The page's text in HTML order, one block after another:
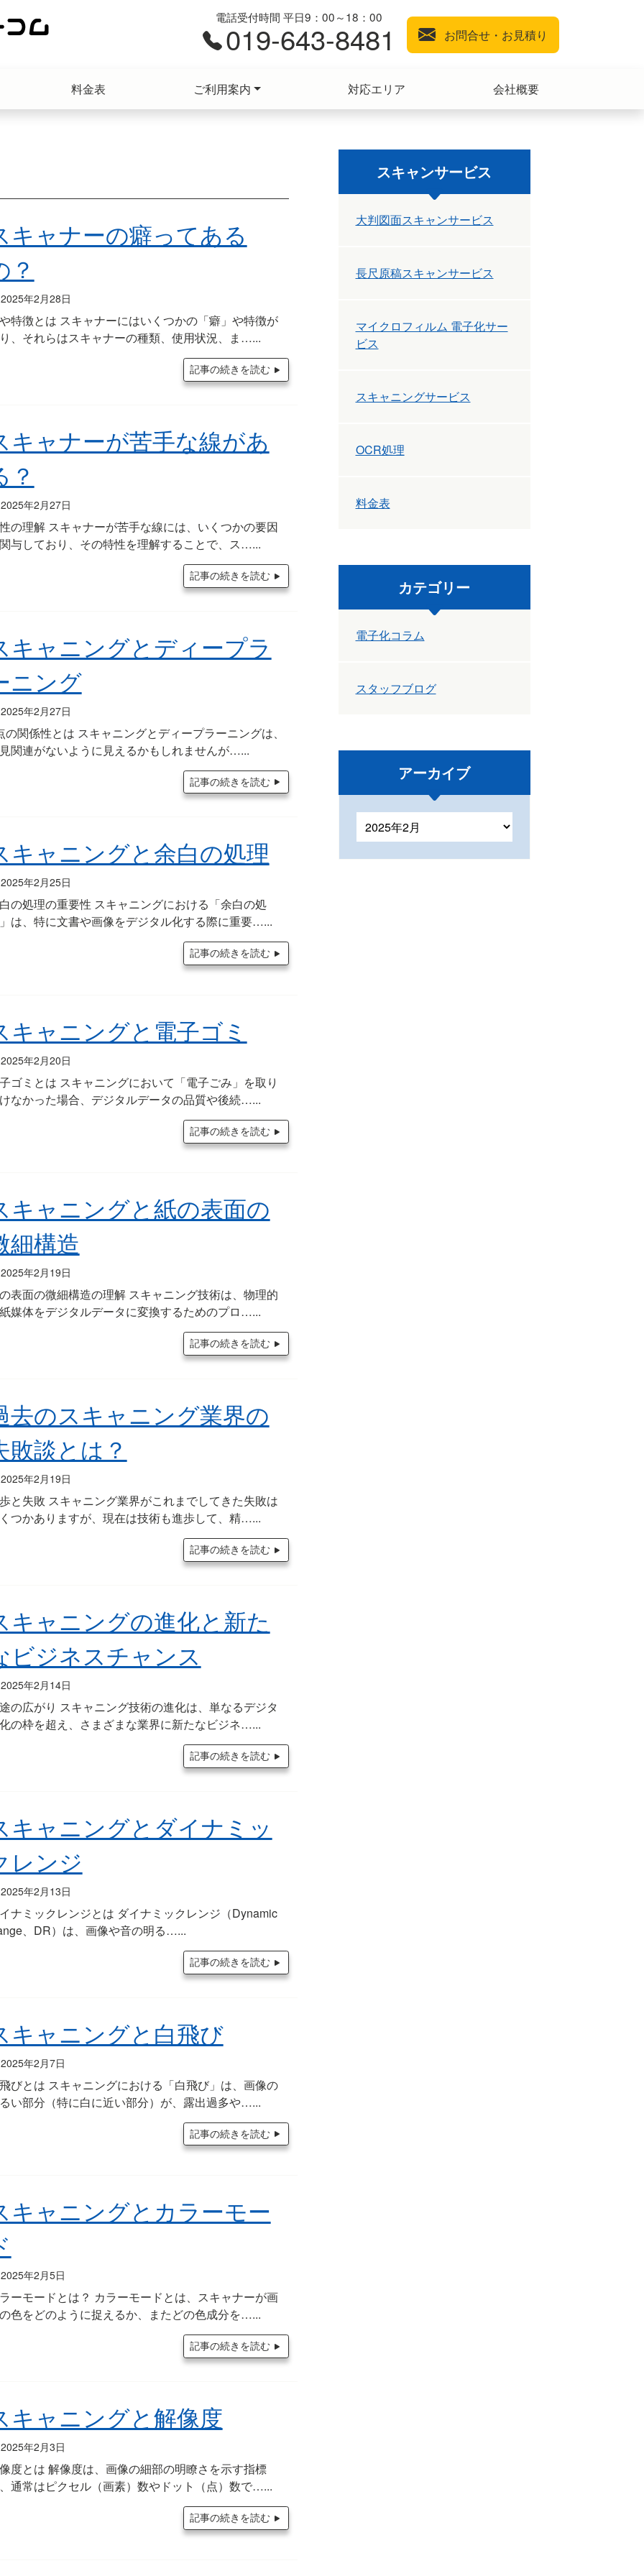
料金表 ご利用案内 対応エリア 会社概要
電話受付時間 平日9：00～18：00
019-643-8481 お問合せ・お見積り
キャナーの癖ってある
？
年2月28日
特徴とは スキャナーにはいくつかの「癖」や特徴が
、それらはスキャナーの種類、使用状況、ま…
記事の続きを読む
キャナーが苦手な線があ
？
年2月27日
の理解 スキャナーが苦手な線には、いくつかの要因
与しており、その特性を理解することで、ス…
記事の続きを読む
キャニングとディープラ
ニング
年2月27日
の関係性とは スキャニングとディープラーニングは、
関連がないように見えるかもしれませんが…
記事の続きを読む
キャニングと余白の処理
年2月25日
の処理の重要性 スキャニングにおける「余白の処
は、特に文書や画像をデジタル化する際に重要…
記事の続きを読む
キャニングと電子ゴミ
年2月20日
ゴミとは スキャニングにおいて「電子ごみ」を取り
なかった場合、デジタルデータの品質や後続…
記事の続きを読む
キャニングと紙の表面の
細構造
年2月19日
表面の微細構造の理解 スキャニング技術は、物理的
媒体をデジタルデータに変換するためのプロ…
記事の続きを読む
去のスキャニング業界の
敗談とは？
年2月19日
と失敗 スキャニング業界がこれまでしてきた失敗は
つかありますが、現在は技術も進歩して、精…
記事の続きを読む
キャニングの進化と新た
ビジネスチャンス
年2月14日
の広がり スキャニング技術の進化は、単なるデジタ
の枠を超え、さまざまな業界に新たなビジネ…
記事の続きを読む
キャニングとダイナミッ
レンジ
年2月13日
ナミックレンジとは ダイナミックレンジ（Dynamic
、DR）は、画像や音の明る…
記事の続きを読む
キャニングと白飛び
年2月7日
びとは スキャニングにおける「白飛び」は、画像の
い部分（特に白に近い部分）が、露出過多や…
記事の続きを読む
キャニングとカラーモー
年2月5日
ーモードとは？ カラーモードとは、スキャナーが画
色をどのように捉えるか、またどの色成分を…
記事の続きを読む
キャニングと解像度
年2月3日
度とは 解像度は、画像の細部の明瞭さを示す指標
通常はピクセル（画素）数やドット（点）数で…
記事の続きを読む
スキャンサービス
大判図面スキャンサービス
長尺原稿スキャンサービス
マイクロフィルム 電子化サー
ビス
スキャニングサービス
OCR処理
料金表
カテゴリー
電子化コラム
スタッフブログ
アーカイブ
ア
ー